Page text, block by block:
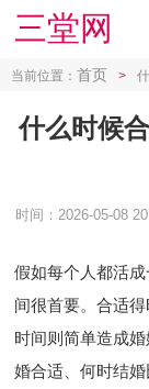
三堂网
当前位置： 首页 >
什么时候
时间：2026-05-08
假如每个人都活
间很首要。合适
时间则简单造成
婚合适、何时结